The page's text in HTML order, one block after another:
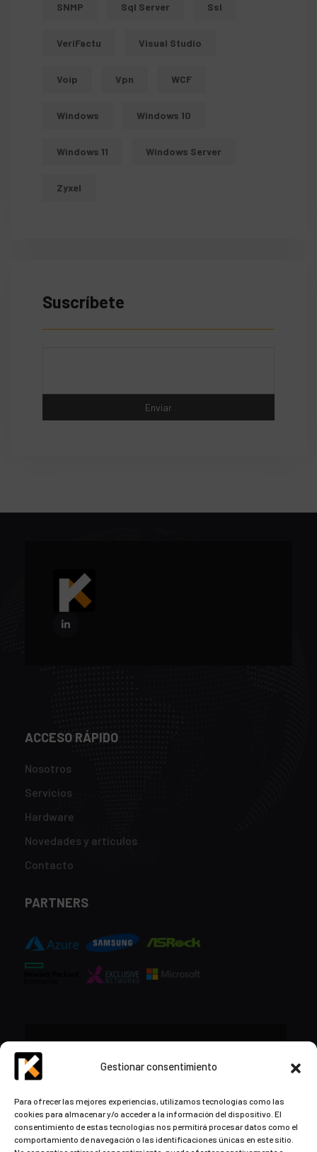
Gestionar consentimiento
Para ofrecer las mejores experiencias, utilizamos tecnologías como las
cookies para almacenar y/o acceder a la información del dispositivo. El
consentimiento de estas tecnologías nos permitirá procesar datos como el
comportamiento de navegación o las identificaciones únicas en este sitio.
SNMP Sql Server Ssl
VeriFactu Visual Studio
Voip Vpn WCF
Windows Windows 10
Windows 11 Windows Server
Zyxel
Suscríbete
ACCESO RÁPIDO
Nosotros
Servicios
Hardware
Novedades y artículos
Contacto
PARTNERS
contacto@kds.cloud
www.kds.cloud